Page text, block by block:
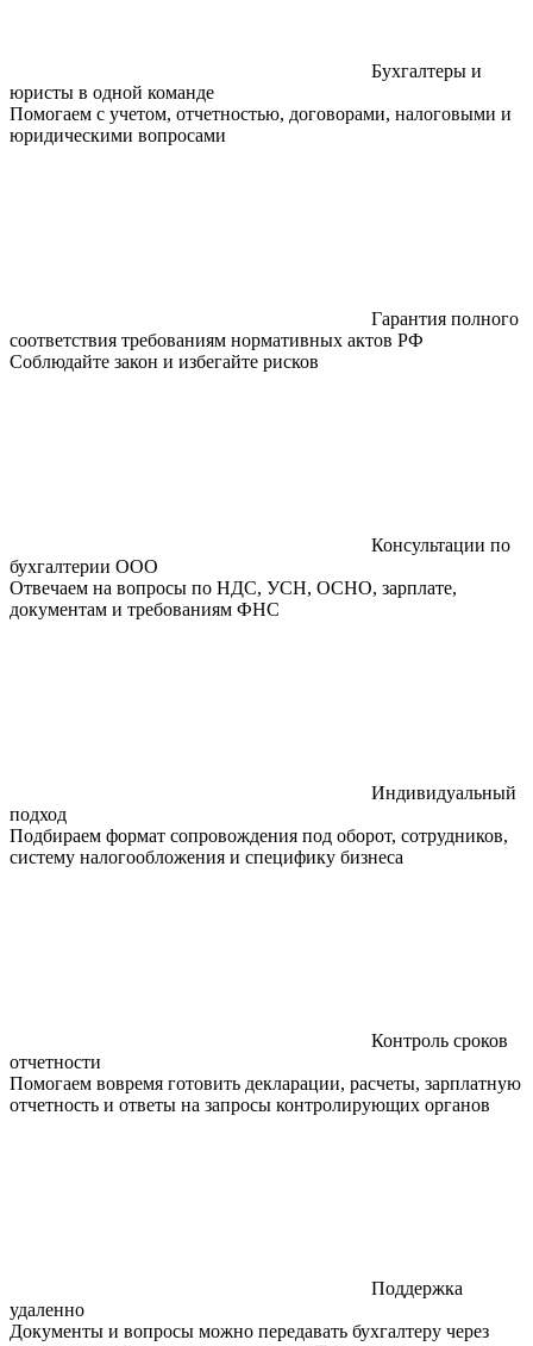
Бухгалтеры и
юристы в одной команде
Помогаем с учетом, отчетностью, договорами, налоговыми и
юридическими вопросами
Гарантия полного
соответствия требованиям нормативных актов РФ
Соблюдайте закон и избегайте рисков
Консультации по
бухгалтерии ООО
Отвечаем на вопросы по НДС, УСН, ОСНО, зарплате,
документам и требованиям ФНС
Индивидуальный
подход
Подбираем формат сопровождения под оборот, сотрудников,
систему налогообложения и специфику бизнеса
Контроль сроков
отчетности
Помогаем вовремя готовить декларации, расчеты, зарплатную
отчетность и ответы на запросы контролирующих органов
Поддержка
удаленно
Документы и вопросы можно передавать бухгалтеру через